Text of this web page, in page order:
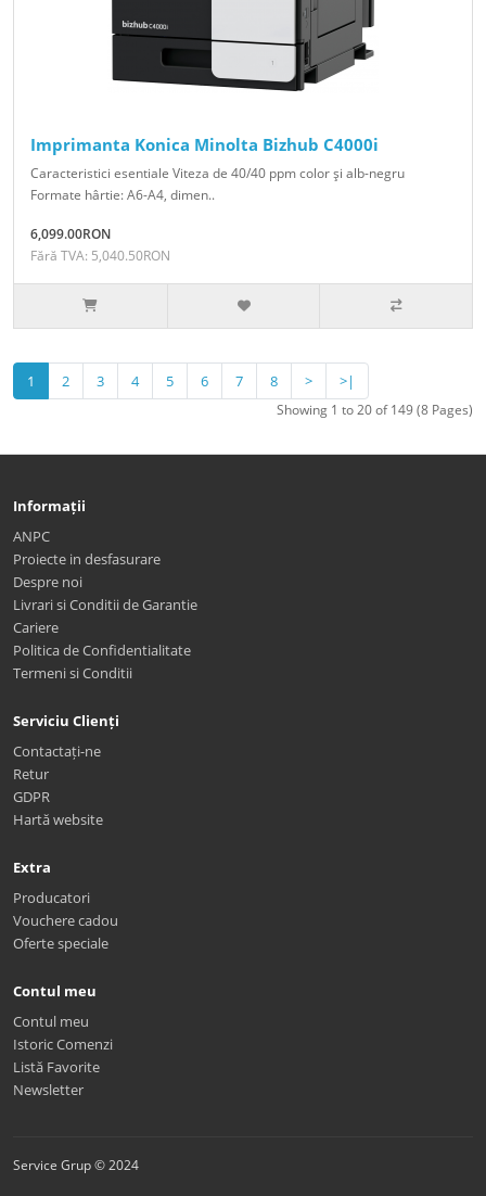
Imprimanta Konica Minolta Bizhub C4000i
Caracteristici esentiale Viteza de 40/40 ppm color şi alb-negru
Formate hârtie: A6-A4, dimen..
6,099.00RON
Fără TVA: 5,040.50RON
1 2 3 4 5 6 7 8 > >|
Showing 1 to 20 of 149 (8 Pages)
Informații
ANPC
Proiecte in desfasurare
Despre noi
Livrari si Conditii de Garantie
Cariere
Politica de Confidentialitate
Termeni si Conditii
Serviciu Clienți
Contactați-ne
Retur
GDPR
Hartă website
Extra
Producatori
Vouchere cadou
Oferte speciale
Contul meu
Contul meu
Istoric Comenzi
Listă Favorite
Newsletter
Service Grup © 2024